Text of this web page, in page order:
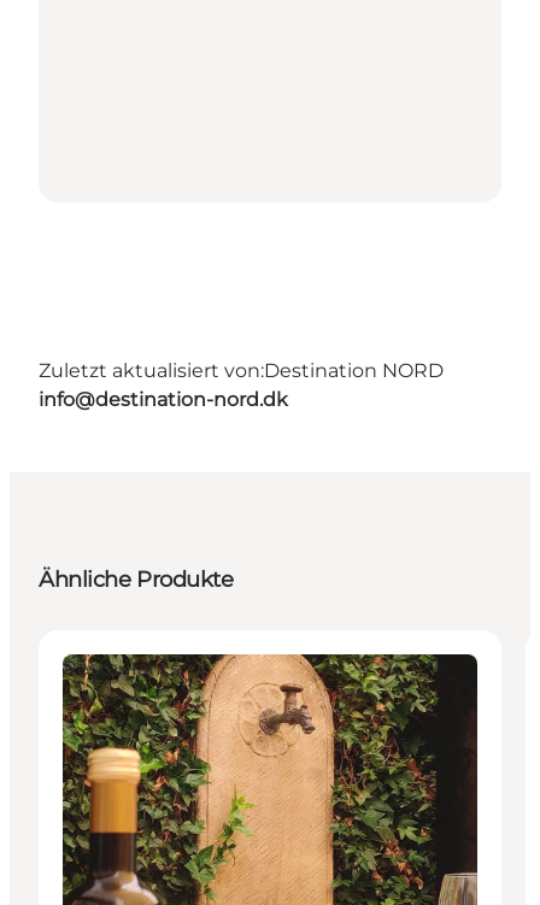
Zuletzt aktualisiert von:Destination NORD
info@destination-nord.dk
Ähnliche Produkte
Restaurants